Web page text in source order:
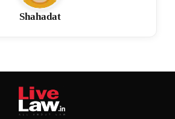
Shahadat